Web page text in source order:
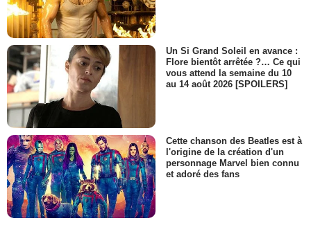
Un Si Grand Soleil en avance :
Flore bientôt arrêtée ?… Ce qui
vous attend la semaine du 10
au 14 août 2026 [SPOILERS]
Cette chanson des Beatles est à
l'origine de la création d'un
personnage Marvel bien connu
et adoré des fans